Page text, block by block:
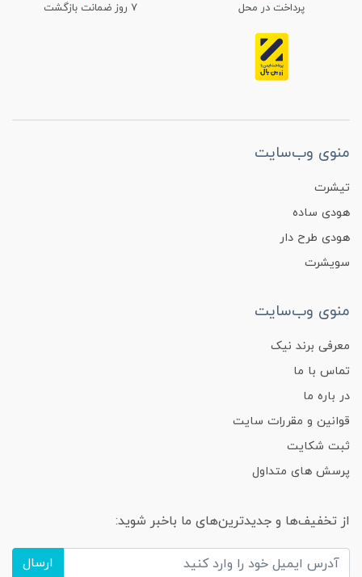
پرداخت در محل ۷ روز ضمانت بازگشت
منوی وب‌سایت
تیشرت
هودی ساده
هودی طرح دار
سویشرت
منوی وب‌سایت
معرفی برند نیک
تماس با ما
در باره ما
قوانین و مقررات سایت
ثبت شکایت
پرسش های متداول
از تخفیف‌ها و جدیدترین‌های ما باخبر شوید:
ارسال